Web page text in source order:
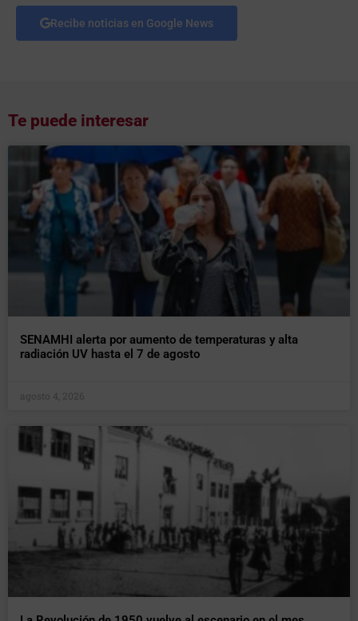
Recibe noticias en Google News
Te puede interesar
SENAMHI alerta por aumento de temperaturas y alta
radiación UV hasta el 7 de agosto
agosto 4, 2026